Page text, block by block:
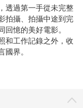
透過第一手從未完整
拍攝、拍攝中途到完
回憶的美好電影。
和工作記錄之外，收
國界。